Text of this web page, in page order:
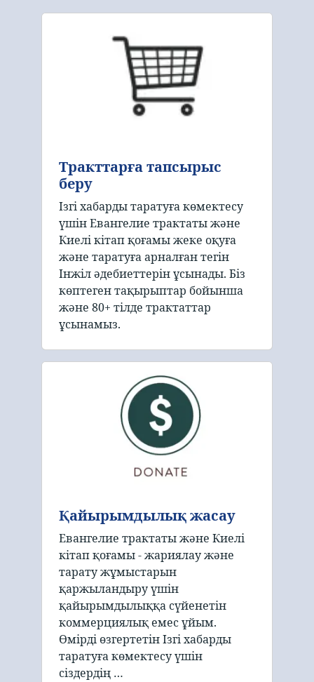
Тракттарға тапсырыс
беру
Ізгі хабарды таратуға көмектесу
үшін Евангелие трактаты және
Киелі кітап қоғамы жеке оқуға
және таратуға арналған тегін
Інжіл әдебиеттерін ұсынады. Біз
көптеген тақырыптар бойынша
және 80+ тілде трактаттар
ұсынамыз.
Қайырымдылық жасау
Евангелие трактаты және Киелі
кітап қоғамы - жариялау және
тарату жұмыстарын
қаржыландыру үшін
қайырымдылыққа сүйенетін
коммерциялық емес ұйым.
Өмірді өзгертетін Ізгі хабарды
таратуға көмектесу үшін
сіздердің …